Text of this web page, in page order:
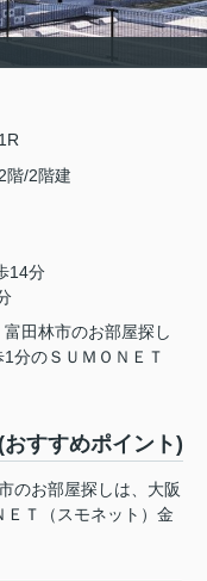
1R
階/2階建
14分
田林市のお部屋探し
分のＳＵＭＯＮＥＴ
すすめポイント)
のお部屋探しは、大阪
Ｔ（スモネット）金